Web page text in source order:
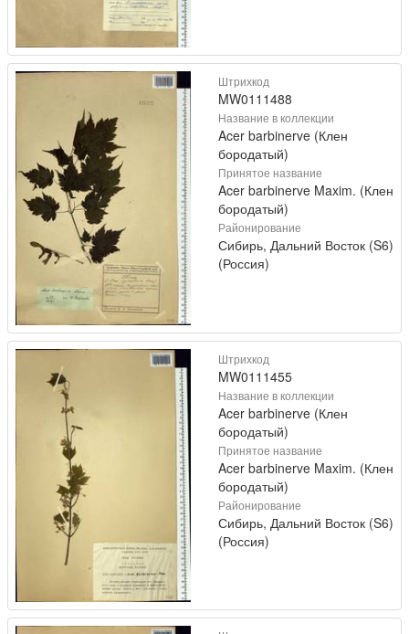
Штрихкод
MW0111488
Название в коллекции
Acer barbinerve (Клен
бородатый)
Принятое название
Acer barbinerve Maxim. (Клен
бородатый)
Районирование
Сибирь, Дальний Восток (S6)
(Россия)
Штрихкод
MW0111455
Название в коллекции
Acer barbinerve (Клен
бородатый)
Принятое название
Acer barbinerve Maxim. (Клен
бородатый)
Районирование
Сибирь, Дальний Восток (S6)
(Россия)